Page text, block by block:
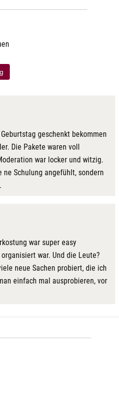
geschenkt bekommen
Die Pakete waren voll
war locker und witzig.
Schulung angefühlt, sondern
war super easy
war. Und die Leute?
neue Sachen probiert, die ich
einfach mal ausprobieren, vor